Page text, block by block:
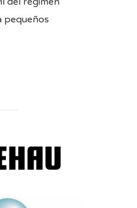
pequeños